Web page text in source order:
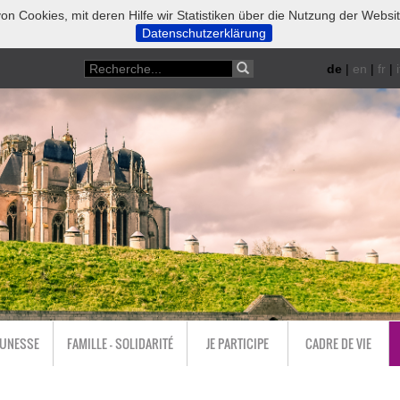
Cookies, mit deren Hilfe wir Statistiken über die Nutzung der
Datenschutzerklärung
de | en | fr |
FAMILLE - SOLIDARITÉ JE PARTICIPE CADRE DE VIE